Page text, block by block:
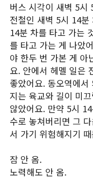
버스 시각이 새벽 5시
전철인 새벽 5시 14분
14분 차를 타고 가는
를 타고 가는 게 나았
야 한두 번 가본 게 아
요. 안에서 헤멜 일은
좋았어요. 동오역에서
지는 육교와 길이 미
않았어요. 만약 5시
수로 놓쳐버리면 그
서 가기 위험해지기
잠 안 옴.
노력해도 안 옴.